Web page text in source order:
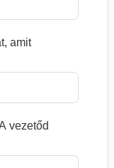
amit
vezetőd